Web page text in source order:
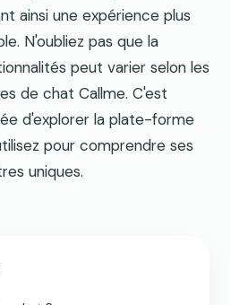
ainsi une expérience plus
N'oubliez pas que la
peut varier selon les
de chat Callme. C'est
d'explorer la plate-forme
pour comprendre ses
uniques.